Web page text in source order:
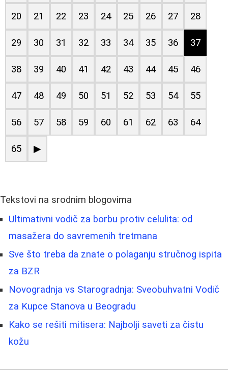
20 21 22 23 24 25 26 27 28
29 30 31 32 33 34 35 36 37
38 39 40 41 42 43 44 45 46
47 48 49 50 51 52 53 54 55
56 57 58 59 60 61 62 63 64
65 ▶
Tekstovi na srodnim blogovima
Ultimativni vodič za borbu protiv celulita: od
masažera do savremenih tretmana
Sve što treba da znate o polaganju stručnog ispita
za BZR
Novogradnja vs Starogradnja: Sveobuhvatni Vodič
za Kupce Stanova u Beogradu
Kako se rešiti mitisera: Najbolji saveti za čistu
kožu